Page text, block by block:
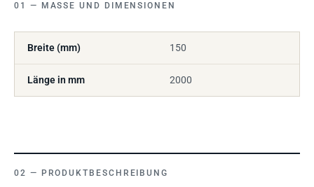
MASSE UND DIMENSIONEN
Breite (mm) 150
Länge in mm 2000
PRODUKTBESCHREIBUNG